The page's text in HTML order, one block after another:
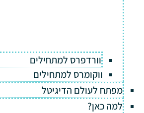
וורדפרס למתחילים
ווקומרס למתחילים
מפתח לעולם הדיגיטל
למה כאן?